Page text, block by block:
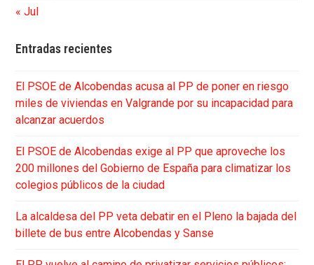
« Jul
Entradas recientes
El PSOE de Alcobendas acusa al PP de poner en riesgo
miles de viviendas en Valgrande por su incapacidad para
alcanzar acuerdos
El PSOE de Alcobendas exige al PP que aproveche los
200 millones del Gobierno de España para climatizar los
colegios públicos de la ciudad
La alcaldesa del PP veta debatir en el Pleno la bajada del
billete de bus entre Alcobendas y Sanse